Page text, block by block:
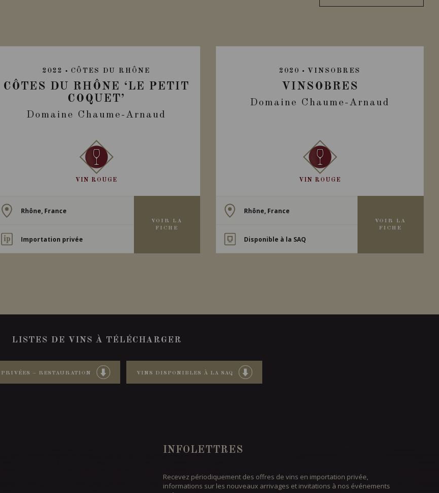
2022 CÔTES DU RHÔNE
CÔTES DU RHÔNE ‘LE PETIT
COQUET’
Domaine Chaume-Arnaud
VIN ROUGE
Rhône, France
Importation privée
VOIR LA
FICHE
2020 VINSOBRES
VINSOBRES
Domaine Chaume-Arnaud
VIN ROUGE
Rhône, France
Disponible à la SAQ
VOIR LA
FICHE
LISTES DE VINS À TÉLÉCHARGER
– RESTAURATION VINS DISPONIBLES À LA SAQ
INFOLETTRES
Recevez périodiquement des offres de vins en importation privée,
informations sur les nouveaux arrivages et invitations à nos événements